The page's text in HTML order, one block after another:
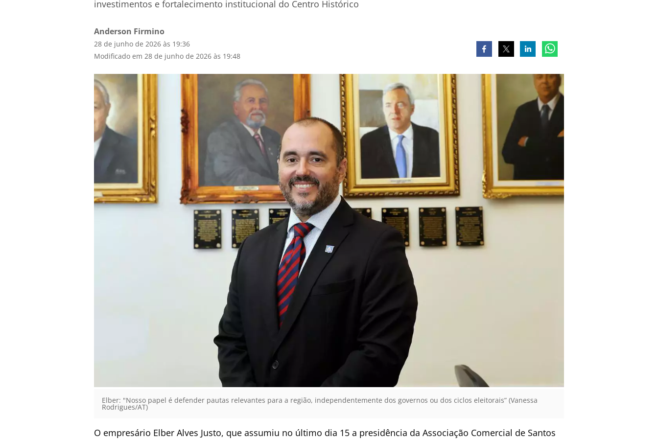
investimentos e fortalecimento institucional do Centro Histórico
Anderson Firmino
28 de junho de 2026 às 19:36
Modificado em 28 de junho de 2026 às 19:48
Elber: "Nosso papel é defender pautas relevantes para a região, independentemente dos governos ou dos ciclos eleitorais” (Vanessa
Rodrigues/AT)
O empresário Elber Alves Justo, que assumiu no último dia 15 a presidência da Associação Comercial de Santos